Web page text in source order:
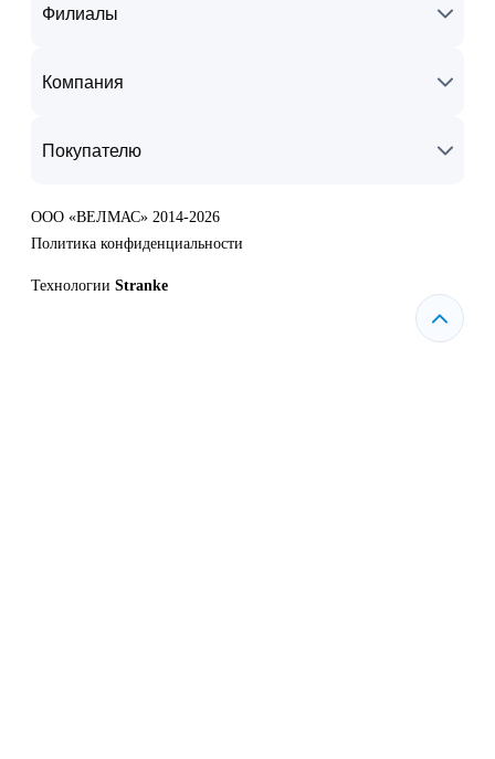
Филиалы
Компания
Покупателю
ООО «ВЕЛМАС» 2014-2026
Политика конфиденциальности
Технологии Stranke